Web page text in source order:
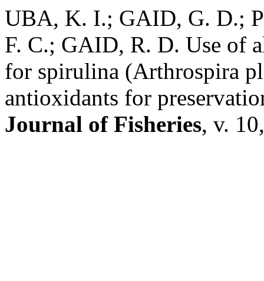
UBA, K. I.; GAID, G. D.;
F. C.; GAID, R. D. Use of
for spirulina (Arthrospira
antioxidants for
Journal of Fisheries, v.